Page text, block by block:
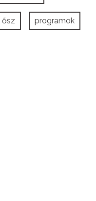
ősz programok